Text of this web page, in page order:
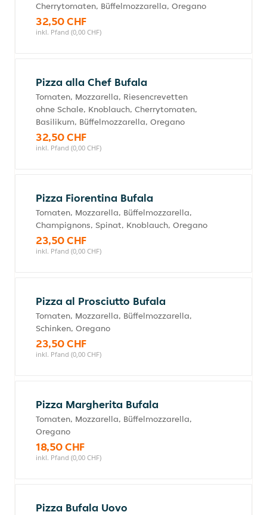
Cherrytomaten, Büffelmozzarella, Oregano
32,50 CHF
inkl. Pfand (0,00 CHF)
Pizza alla Chef Bufala
Tomaten, Mozzarella, Riesencrevetten
ohne Schale, Knoblauch, Cherrytomaten,
Basilikum, Büffelmozzarella, Oregano
32,50 CHF
inkl. Pfand (0,00 CHF)
Pizza Fiorentina Bufala
Tomaten, Mozzarella, Büffelmozzarella,
Champignons, Spinat, Knoblauch, Oregano
23,50 CHF
inkl. Pfand (0,00 CHF)
Pizza al Prosciutto Bufala
Tomaten, Mozzarella, Büffelmozzarella,
Schinken, Oregano
23,50 CHF
inkl. Pfand (0,00 CHF)
Pizza Margherita Bufala
Tomaten, Mozzarella, Büffelmozzarella,
Oregano
18,50 CHF
inkl. Pfand (0,00 CHF)
Pizza Bufala Uovo